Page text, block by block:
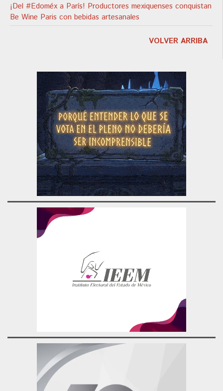
¡Del #Edoméx a París! Productores mexiquenses conquistan
Be Wine Paris con bebidas artesanales
VOLVER ARRIBA